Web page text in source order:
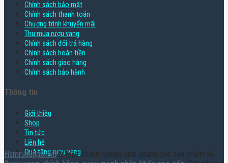
Chính sách bảo mật
Chính sách thanh toán
Chương trình khuyến mãi
Thu mua rượu vang
Chính sách đổi trả hàng
Chính sách hoàn tiền
Chính sách giao hàng
Chính sách bảo hành
Thông tin
Giới thiệu
Shop
Tin tức
Liên hệ
Quà tặng rượu vang
Hamruoungon.vnlà một doanh nghiệp kinh doanh các sản phẩm về